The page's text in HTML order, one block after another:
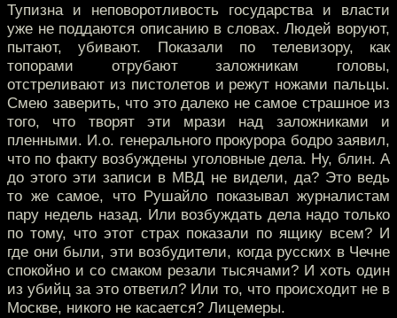
Тупизна и неповоротливость государства и власти
уже не поддаются описанию в словах. Людей воруют,
пытают, убивают. Показали по телевизору, как
топорами отрубают заложникам головы,
отстреливают из пистолетов и режут ножами пальцы.
Смею заверить, что это далеко не самое страшное из
того, что творят эти мрази над заложниками и
пленными. И.о. генерального прокурора бодро заявил,
что по факту возбуждены уголовные дела. Ну, блин. А
до этого эти записи в МВД не видели, да? Это ведь
то же самое, что Рушайло показывал журналистам
пару недель назад. Или возбуждать дела надо только
по тому, что этот страх показали по ящику всем? И
где они были, эти возбудители, когда русских в Чечне
спокойно и со смаком резали тысячами? И хоть один
из убийц за это ответил? Или то, что происходит не в
Москве, никого не касается? Лицемеры.